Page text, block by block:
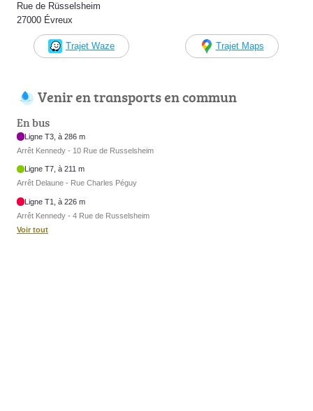
Rue de Rüsselsheim
27000 Évreux
Trajet Waze Trajet Maps
Venir en transports en commun
En bus
Ligne T3, à 286 m
Arrêt Kennedy - 10 Rue de Russelsheim
Ligne T7, à 211 m
Arrêt Delaune - Rue Charles Péguy
Ligne T1, à 226 m
Arrêt Kennedy - 4 Rue de Russelsheim
Voir tout